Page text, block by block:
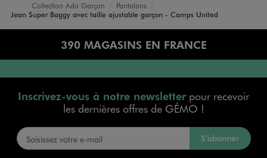
Accueil
Garçon
Collection Ado Garçon
Pantalons
Jean Super Baggy avec taille ajustable garçon - Camps United
390 MAGASINS EN FRANCE
Inscrivez-vous à notre newsletterpour recevoir
les dernières offres de GÉMO !
S’abonner